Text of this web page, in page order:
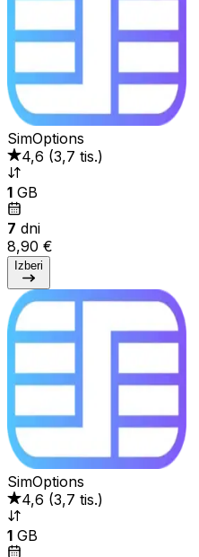
SimOptions
4,6 (3,7 tis.)
1 GB
7 dni
8,90 €
Izberi
SimOptions
4,6 (3,7 tis.)
1 GB